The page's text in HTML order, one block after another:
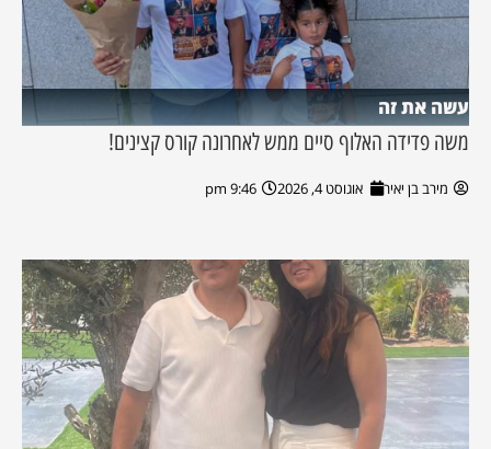
עשה את זה
משה פדידה האלוף סיים ממש לאחרונה קורס קצינים!
מירב בן יאיר אוגוסט 4, 2026 9:46 pm